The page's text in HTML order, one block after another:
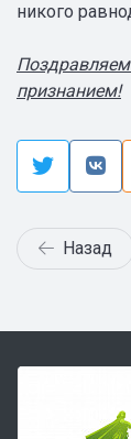
никого
Поздравляем
признанием!
Назад